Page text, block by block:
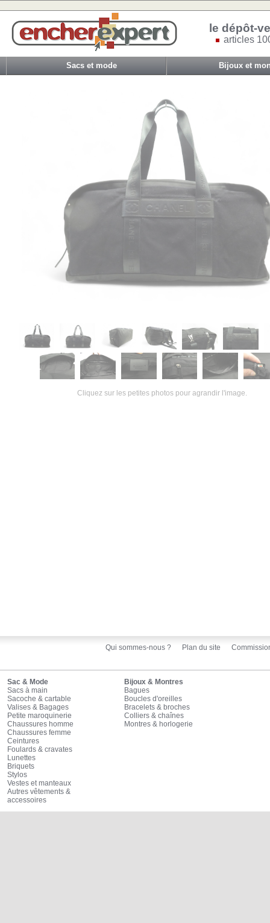
le dépôt-
articles
Sacs et mode Bijoux et
Cliquez sur les petites photos pour agrandir l'image.
Qui sommes-nous ? Plan du site
Sac & Mode
Sacs à main
Sacoche & cartable
Valises & Bagages
Petite maroquinerie
Chaussures homme
Chaussures femme
Ceintures
Foulards & cravates
Lunettes
Briquets
Stylos
Vestes et manteaux
Autres vêtements &
accessoires
Bijoux & Montres
Bagues
Boucles d'oreilles
Bracelets & broches
Colliers & chaînes
Montres & horlogerie